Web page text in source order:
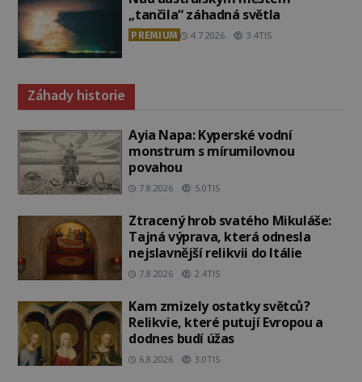
„tančila“ záhadná světla
PREMIUM 4.7.2026 3.4TIS
Záhady historie
Ayia Napa: Kyperské vodní
monstrum s mírumilovnou
povahou
7.8.2026 5.0TIS
Ztracený hrob svatého Mikuláše:
Tajná výprava, která odnesla
nejslavnější relikvii do Itálie
7.8.2026 2.4TIS
Kam zmizely ostatky světců?
Relikvie, které putují Evropou a
dodnes budí úžas
6.8.2026 3.0TIS